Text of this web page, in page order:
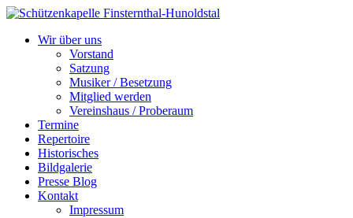
Wir über uns
Vorstand
Satzung
Musiker / Besetzung
Mitglied werden
Vereinshaus / Proberaum
Termine
Repertoire
Historisches
Bildgalerie
Presse Blog
Kontakt
Impressum